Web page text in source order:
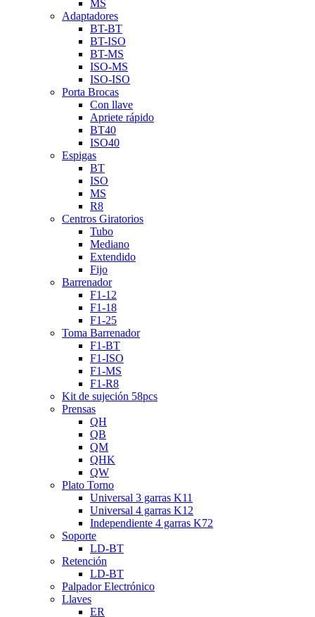
MS
Adaptadores
BT-BT
BT-ISO
BT-MS
ISO-MS
ISO-ISO
Porta Brocas
Con llave
Apriete rápido
BT40
ISO40
Espigas
BT
ISO
MS
R8
Centros Giratorios
Tubo
Mediano
Extendido
Fijo
Barrenador
F1-12
F1-18
F1-25
Toma Barrenador
F1-BT
F1-ISO
F1-MS
F1-R8
Kit de sujeción 58pcs
Prensas
QH
QB
QM
QHK
QW
Plato Torno
Universal 3 garras K11
Universal 4 garras K12
Independiente 4 garras K72
Soporte
LD-BT
Retención
LD-BT
Palpador Electrónico
Llaves
ER